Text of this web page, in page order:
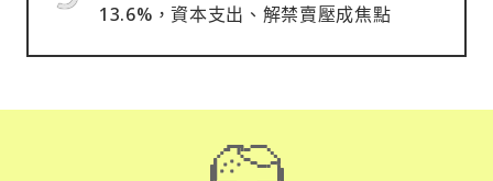
13.6%，資本支出、解禁賣壓成焦點